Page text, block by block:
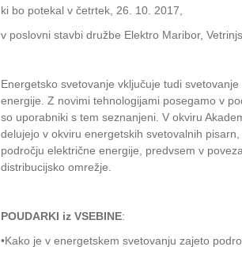
ki bo potekal v četrtek, 26. 10. 2017,
v poslovni stavbi družbe Elektro Maribor,
Energetsko svetovanje vključuje tudi
energije. Z novimi tehnologijami posegamo v
so uporabniki s tem seznanjeni. V okviru
delujejo v okviru energetskih svetovalnih
področju električne energije, predvsem v
distribucijsko omrežje.
POUDARKI iz VSEBINE:
•Kako je v energetskem svetovanju zajeto